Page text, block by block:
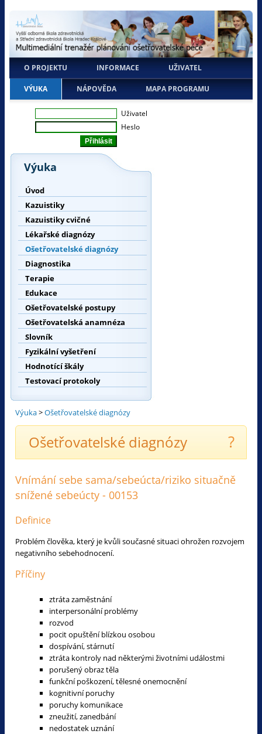
O PROJEKTU INFORMACE UŽIVATEL
VÝUKA NÁPOVĚDA MAPA PROGRAMU
Uživatel
Heslo
Výuka
Úvod
Kazuistiky
Kazuistiky cvičné
Lékařské diagnózy
Ošetřovatelské diagnózy
Diagnostika
Terapie
Edukace
Ošetřovatelské postupy
Ošetřovatelská anamnéza
Slovník
Fyzikální vyšetření
Hodnotící škály
Testovací protokoly
Výuka>Ošetřovatelské diagnózy
Ošetřovatelské diagnózy ?
Vnímání sebe sama/sebeúcta/riziko situačně
snížené sebeúcty - 00153
Definice
Problém člověka, který je kvůli současné situaci ohrožen rozvojem
negativního sebehodnocení.
Příčiny
ztráta zaměstnání
interpersonální problémy
rozvod
pocit opuštění blízkou osobou
dospívání, stárnutí
ztráta kontroly nad některými životními událostmi
porušený obraz těla
funkční poškození, tělesné onemocnění
kognitivní poruchy
poruchy komunikace
zneužití, zanedbání
nedostatek uznání